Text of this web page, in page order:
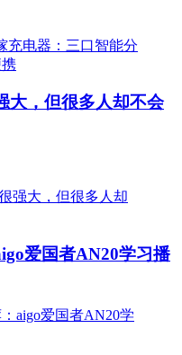
大，但很多人却不会
爱国者AN20学习播